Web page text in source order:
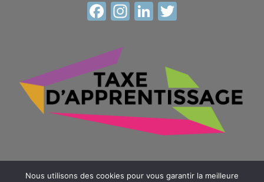
Facebook
Instagram
LinkedIn
Nous utilisons des cookies pour vous garantir la meilleure